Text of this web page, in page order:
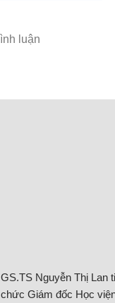
GS.TS Nguyễn Thị Lan
chức Giám đốc Học